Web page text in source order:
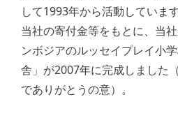
して1993年から活動しています
当社の寄付金等をもとに、当
ンボジアのルッセイプレイ小
舎」が2007年に完成しました
でありがとうの意）。